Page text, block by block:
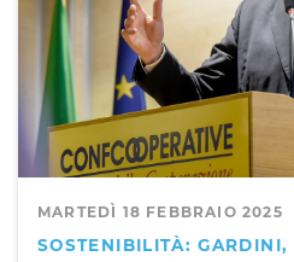
MARTEDÌ 18 FEBBRAIO 2025
SOSTENIBILITÀ: GARDINI,